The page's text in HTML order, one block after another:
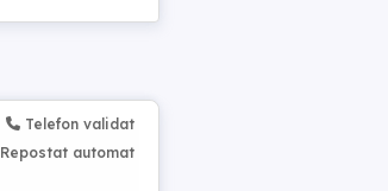
Telefon validat
Repostat automat